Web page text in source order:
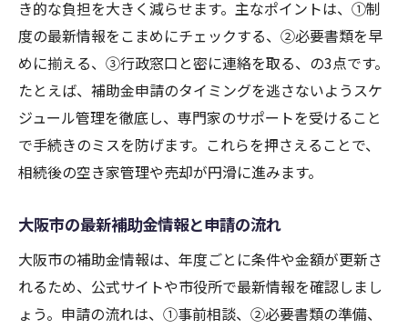
き的な負担を大きく減らせます。主なポイントは、①制
度の最新情報をこまめにチェックする、②必要書類を早
めに揃える、③行政窓口と密に連絡を取る、の3点です。
たとえば、補助金申請のタイミングを逃さないようスケ
ジュール管理を徹底し、専門家のサポートを受けること
で手続きのミスを防げます。これらを押さえることで、
相続後の空き家管理や売却が円滑に進みます。
大阪市の最新補助金情報と申請の流れ
大阪市の補助金情報は、年度ごとに条件や金額が更新さ
れるため、公式サイトや市役所で最新情報を確認しまし
ょう。申請の流れは、①事前相談、②必要書類の準備、